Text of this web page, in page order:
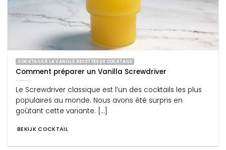
COCKTAILS À LA VANILLE RECETTES DE COCKTAILS
Comment préparer un Vanilla Screwdriver
Le Screwdriver classique est l’un des cocktails les plus
populaires au monde. Nous avons été surpris en
goûtant cette variante. [...]
BEKIJK COCKTAIL